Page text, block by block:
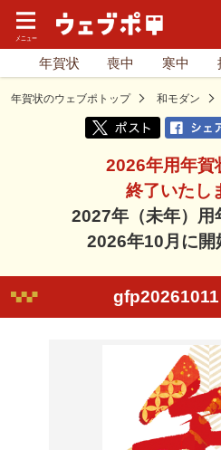
年賀状 喪中 寒中
年賀状のウェブポトップ 和モダン
2026年用年賀
終了いたし
2027年（未年）用
2026年10月に開
gfp20261011